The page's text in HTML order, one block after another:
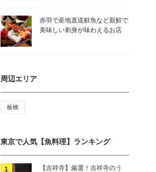
赤羽で産地直送鮮魚など新鮮で
美味しい刺身が味わえるお店
周辺エリア
板橋
東京で人気【魚料理】ランキング
【吉祥寺】厳選！吉祥寺のう